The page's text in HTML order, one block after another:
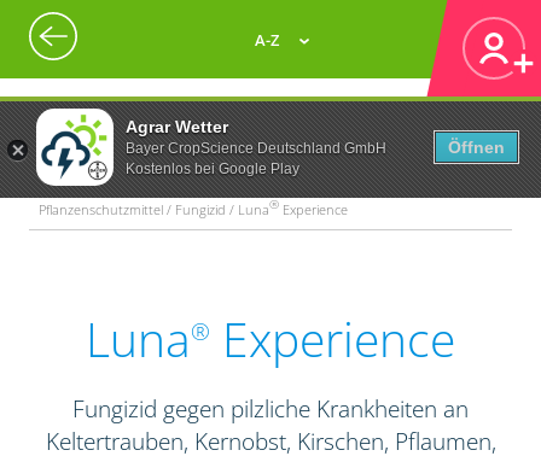
Agrar Wetter
Bayer CropScience Deutschland GmbH
Kostenlos bei Google Play
Öffnen
A-Z
Pflanzenschutzmittel / Fungizid / Luna® Experience
Luna® Experience
Fungizid gegen pilzliche Krankheiten an
Keltertrauben, Kernobst, Kirschen, Pflaumen,